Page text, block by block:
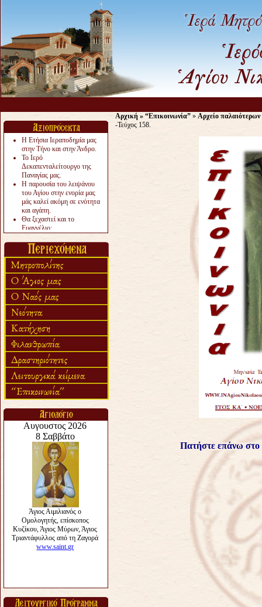
Η Ετήσια Ιεραποδημία μας
στην Τήνο και στην Άνδρο.
Το Ιερό
Δεκαπενταλείτουργο της
Παναγίας μας.
Η παρουσία του λειψάνου
του Αγίου στην ενορία μας
μάς καλεί ακόμη σε ενότητα
και αγάπη.
Θα ξεχαστεί και το
Ευαγγέλιο;
«πολύ αργά».
Ζητείται....
Αρχική » “Επικοινωνία” » Αρχείο παλαιότερων
-Τεύχος 158.
Πατήστε επάνω στο